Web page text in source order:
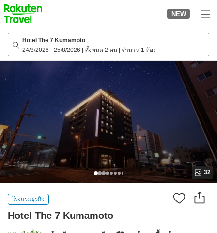
to
top
page
NEW
Hotel The 7 Kumamoto
24/8/2026 - 25/8/2026 ทั้งหมด 2 คน จำนวน 1 ห้อง
32
โรงแรมธุรกิจ
Hotel The 7 Kumamoto